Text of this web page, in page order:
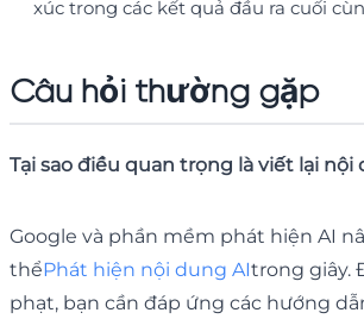
xúc trong các kết quả đầu ra cuối
Câu hỏi thường gặp
Tại sao điều quan trọng là viết lại
Google và phần mềm phát hiện AI
thểPhát hiện nội dung AItrong giây.
phạt, bạn cần đáp ứng các hướng